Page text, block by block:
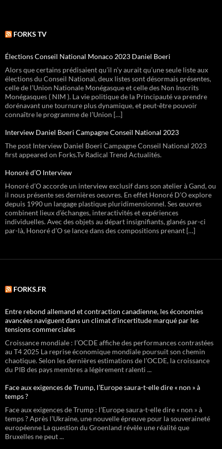
FORKS TV
Élections Conseil National Monaco 2023 Daniel Boeri
Alors que certains prédisaient qu’il n’y aurait qu’une seule liste aux
élections du Conseil National, deux listes sont désormais présentes,
celle de l’Union Nationale Monégasque et celle des Non Inscrits
Monégasques ( NIM ). La vie politique de la Principauté va prendre
dorénavant une tournure plus dynamique, et peut-être pouvoir
connaître le programme de l’Union […]
Interview Daniel Boeri Campagne Conseil National 2023
The post Interview Daniel Boeri Campagne Conseil National 2023
first appeared on Forks.Tv Radical Trend Actualités.
Honorè d’O Interview
Honoré d’O accorde un interview exclusif dans son atelier à Gand, ou
il nous présente ses dernières oeuvres. En effet Honoré D’O explore
depuis 1990 un langage plastique pluridimensionnel. Ses œuvres
combinent lieux d’échanges, interactivités et expériences
individuelles. Avec des objets au départ insignifiants, glanés par-ci
par-là, Honoré d’O se lance dans des compositions prenant […]
FORKS.FR
Entre rebond allemand et contraction canadienne, les économies
avancées naviguent dans un climat d’incertitude marqué par les
tensions commerciales
Croissance mondiale : l’OCDE affiche des performances contrastées
au T4 2025 La reprise économique mondiale poursuit son chemin
chaotique. Selon les dernières estimations de l’OCDE, la croissance
du PIB des pays membres a légèrement ralenti ...
Face aux exigences de Trump, l’Europe saura-t-elle dire « non » à
temps ?
Face aux exigences de Trump : l’Europe saura-t-elle dire « non » à
temps ? Après l’Ukraine, une nouvelle épreuve pour la souveraineté
européenne La question du Groenland révèle une réalité que
Bruxelles ne peut ...